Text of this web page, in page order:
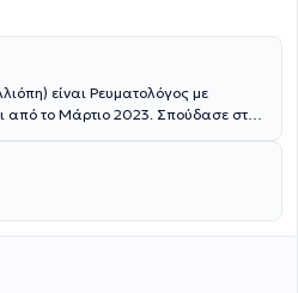
είναι Ρευματολόγος με
από το Μάρτιο 2023. Σπούδασε στην
Συγκεκριμένα, ήταν
κλινικής του ΝU-Sjukvården,
χρέη Επιμελήτριας. Τέλος,